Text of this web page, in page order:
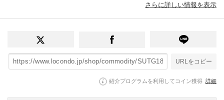
さらに詳しい情報を表示
URLをコピー
紹介プログラムを利用してコイン獲得 詳細